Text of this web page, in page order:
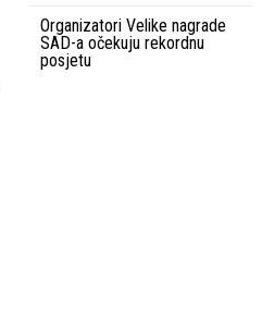
Organizatori Velike nagrade
SAD-a očekuju rekordnu
posjetu